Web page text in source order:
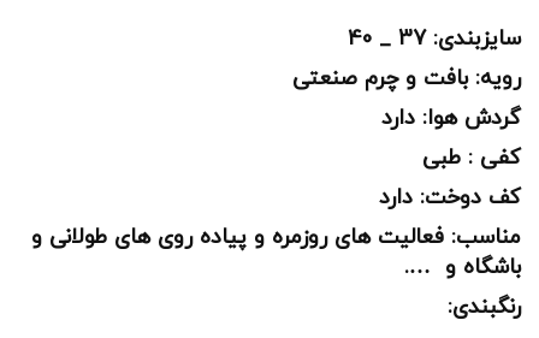
سایزبندی: 37 _ 40
رویه: بافت و چرم صنعتی
گردش هوا: دارد
کفی : طبی
کف دوخت: دارد
مناسب: فعالیت های روزمره و پیاده روی های طولانی و
باشگاه و ….
رنگبندی: